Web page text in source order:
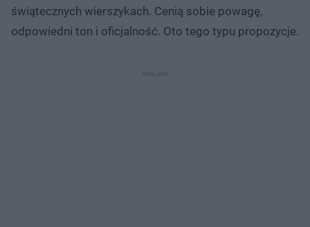
świątecznych wierszykach. Cenią sobie powagę,
odpowiedni ton i oficjalność. Oto tego typu propozycje.